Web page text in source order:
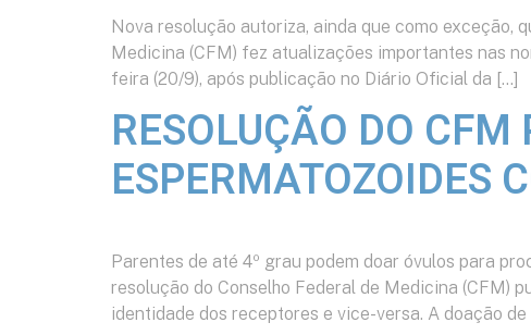
Nova resolução autoriza, ainda que como exceção,
Medicina (CFM) fez atualizações importantes nas
feira (20/9), após publicação no Diário Oficial da […]
RESOLUÇÃO DO
ESPERMATOZOIDES
Parentes de até 4º grau podem doar óvulos para
resolução do Conselho Federal de Medicina (CFM)
identidade dos receptores e vice-versa. A doação de